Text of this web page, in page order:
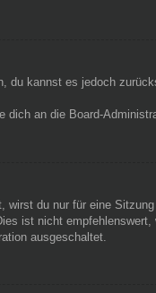
kannst es jedoch
dich an die Board-
du nur für eine
ist nicht
ausgeschaltet.